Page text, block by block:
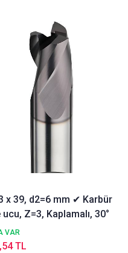
x 39, d2=6 mm ✔ Karbür
Z=3, Kaplamalı, 30°
VAR
TL